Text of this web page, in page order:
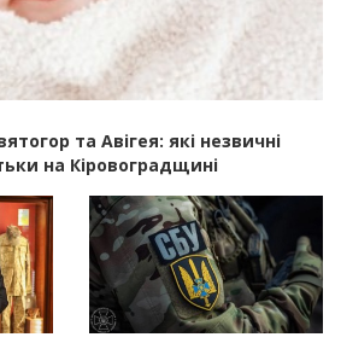
та Авігея: які незвичні
на Кіровоградщині